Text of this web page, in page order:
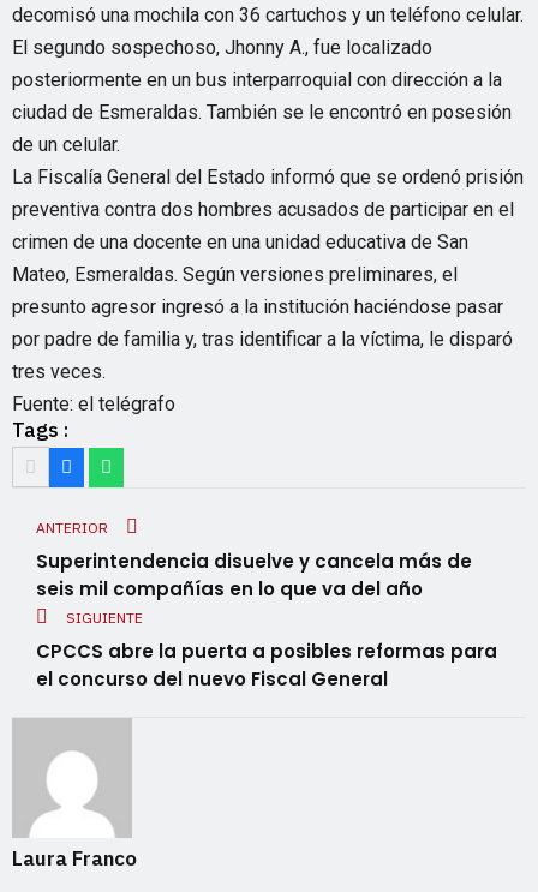
decomisó una mochila con 36 cartuchos y un teléfono celular.
El segundo sospechoso, Jhonny A., fue localizado
posteriormente en un bus interparroquial con dirección a la
ciudad de Esmeraldas. También se le encontró en posesión
de un celular.
La Fiscalía General del Estado informó que se ordenó prisión
preventiva contra dos hombres acusados de participar en el
crimen de una docente en una unidad educativa de San
Mateo, Esmeraldas. Según versiones preliminares, el
presunto agresor ingresó a la institución haciéndose pasar
por padre de familia y, tras identificar a la víctima, le disparó
tres veces.
Fuente: el telégrafo
Tags :
ANTERIOR
Superintendencia disuelve y cancela más de
seis mil compañías en lo que va del año
SIGUIENTE
CPCCS abre la puerta a posibles reformas para
el concurso del nuevo Fiscal General
Laura Franco